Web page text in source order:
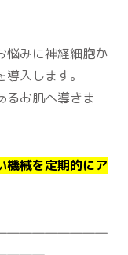
悩みに神経細胞か
入します。
るお肌へ導きま
械を定期的にア